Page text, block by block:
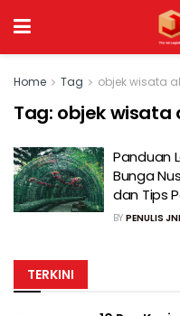
Home Tag objek wisata
Tag: objek wisata
Panduan
Bunga
dan Tips
BY PENULIS
TERKINI